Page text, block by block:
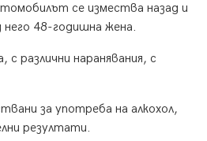
се измества назад и
него 48-годишна жена.
с различни наранявания, с
за употреба на алкохол,
резултати.